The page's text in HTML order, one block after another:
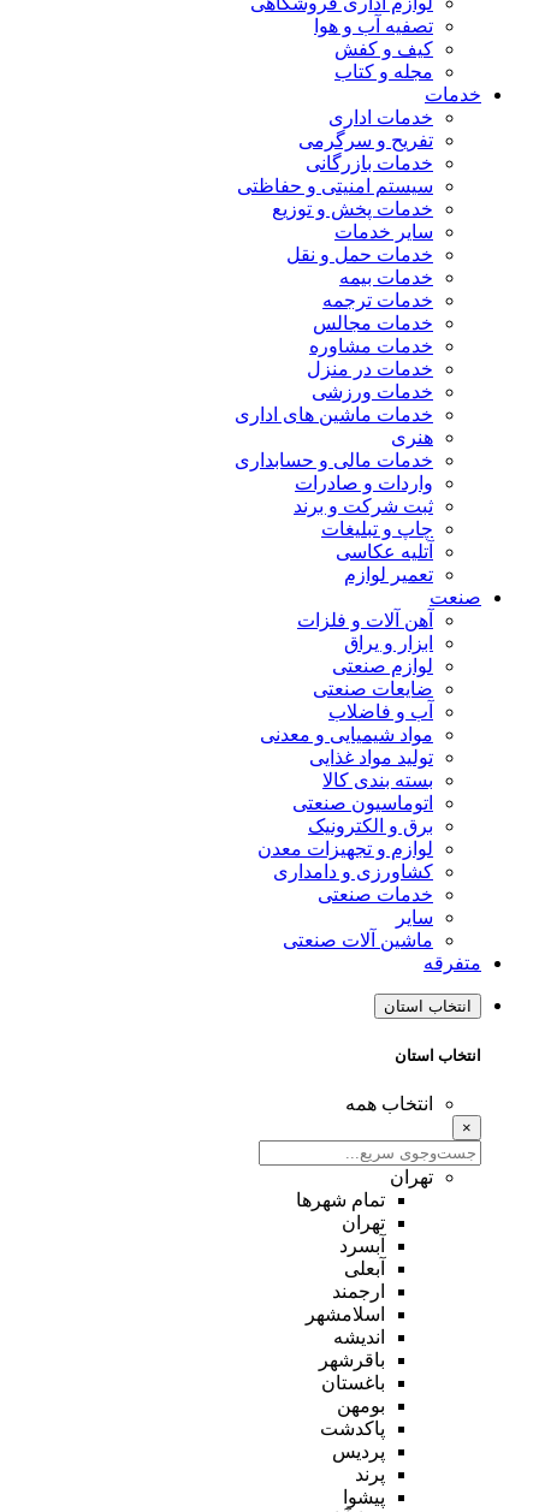
تصفیه آب و هوا
کیف و کفش
مجله و کتاب
خدمات
خدمات اداری
تفریح و سرگرمی
خدمات بازرگانی
سیستم امنیتی و حفاظتی
خدمات پخش و توزیع
سایر خدمات
خدمات حمل و نقل
خدمات بیمه
خدمات ترجمه
خدمات مجالس
خدمات مشاوره
خدمات در منزل
خدمات ورزشی
خدمات ماشین های اداری
هنری
خدمات مالی و حسابداری
واردات و صادرات
ثبت شرکت و برند
چاپ و تبلیغات
آتلیه عکاسی
تعمیر لوازم
صنعت
آهن آلات و فلزات
ابزار و یراق
لوازم صنعتی
ضایعات صنعتی
آب و فاضلاب
مواد شیمیایی و معدنی
تولید مواد غذایی
بسته بندی کالا
اتوماسیون صنعتی
برق و الکترونیک
لوازم و تجهیزات معدن
کشاورزی و دامداری
خدمات صنعتی
سایر
ماشین آلات صنعتی
متفرقه
انتخاب استان
انتخاب استان
انتخاب همه
×
تهران
تمام شهر‌ها
تهران
آبسرد
آبعلی
ارجمند
اسلامشهر
اندیشه
باقرشهر
باغستان
بومهن
پاکدشت
پردیس
پرند
پیشوا